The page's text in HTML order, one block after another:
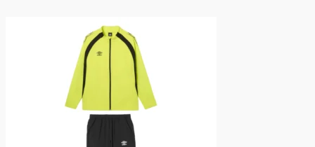
名前入りユニフォームで子どもの自信が「プラスになった」と感じた保
護者は約67%！「やや高いと感じたが納得して購入した」と価値を実感
する声も32.7%に！
2026年6月15日
応援ユニフォーム、約53％が「会場に一体感があってよい」と回答。チ
ームへの愛情が伝わる応援スタイルとは？